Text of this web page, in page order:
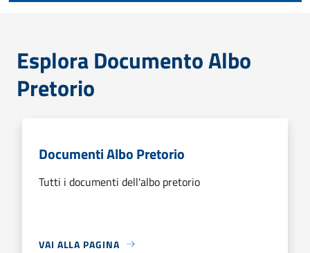
Esplora Documento Albo
Pretorio
Documenti Albo Pretorio
Tutti i documenti dell'albo pretorio
VAI ALLA PAGINA